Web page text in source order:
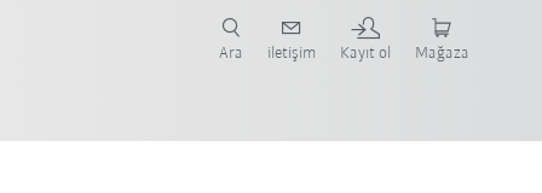
Ara iletişim Kayıt ol Mağaza